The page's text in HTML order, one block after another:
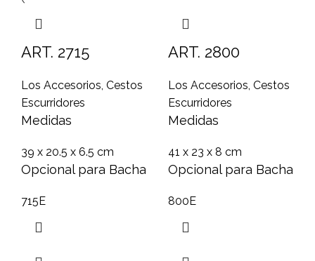
ART. 2715
Los Accesorios, Cestos
Escurridores
Medidas
39 x 20.5 x 6.5 cm
Opcional para Bacha
715E
ART. 2800
Los Accesorios, Cestos
Escurridores
Medidas
41 x 23 x 8 cm
Opcional para Bacha
800E